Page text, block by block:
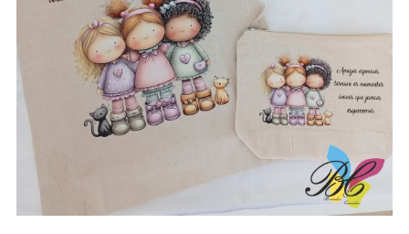
moedas para amigas e gatos – vários
modelos